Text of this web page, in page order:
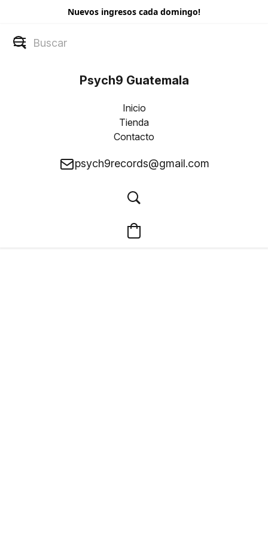
Nuevos ingresos cada domingo!
Psych9 Guatemala
Inicio
Tienda
Contacto
psych9records@gmail.com